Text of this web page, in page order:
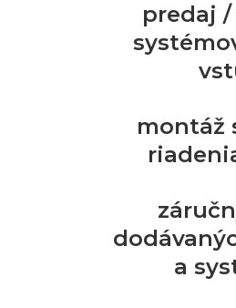
predaj
montáž
a